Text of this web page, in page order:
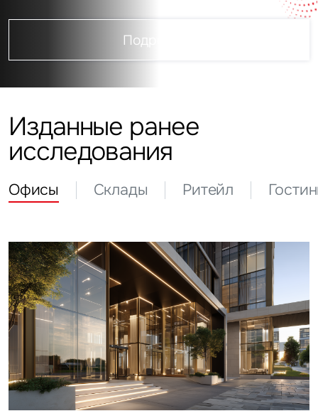
Подробнее
Изданные ранее
исследования
Офисы Склады Ритейл